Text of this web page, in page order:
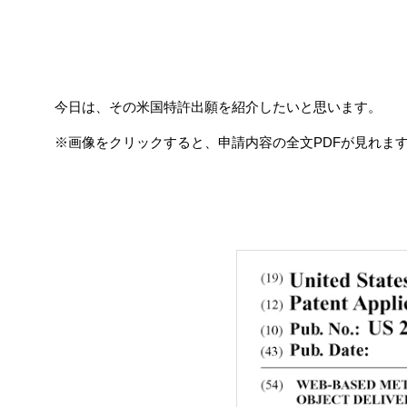
今日は、その米国特許出願を紹介したいと思います。
※画像をクリックすると、申請内容の全文PDFが見れま